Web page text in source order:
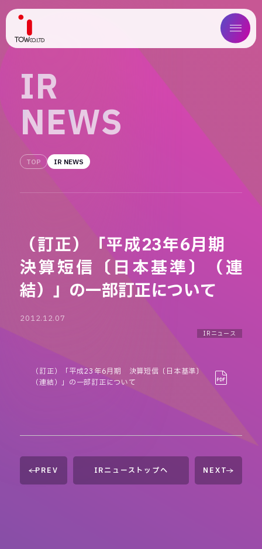
ABOUT US
WORKS
COMPANY
IR
IR
NEWS
TOP IR NEWS
（訂正）「平成23年6月期
決算短信〔日本基準〕（連
結）」の一部訂正について
2012.12.07
IRニュース
（訂正）「平成23年6月期 決算短信〔日本基準〕
（連結）」の一部訂正について
PREV IRニューストップへ NEXT